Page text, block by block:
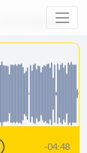
Gotas de Sabedoria
-04:48